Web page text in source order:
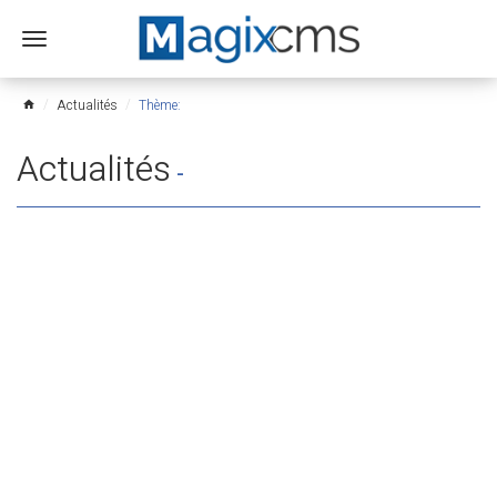
Ouvrir
menu
home Actualités Thème:
Actualités -